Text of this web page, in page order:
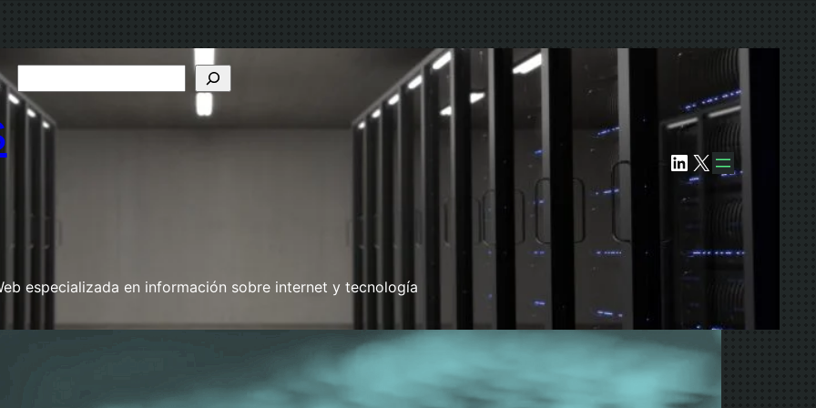
u
LinkedIn X
especializada en información sobre internet y tecnología